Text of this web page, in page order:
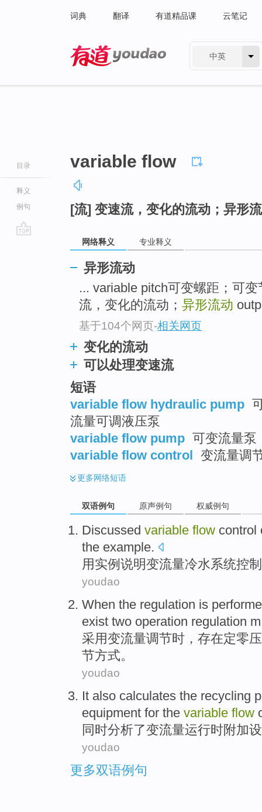
词典 翻译 有道精品课 云笔记
中英
目录
释义
例句
variable flow
[流] 变速流，变化的流动；异形
网络释义 专业释义
异形流动
... variable pitch可变螺距；可
流，变化的流动； 异形流动
基于104个网页-相关网页
变化的流动
可以处理变速流
短语
variable flow hydraulic pump
流量可调液压泵
variable flow pump 可变流量泵
variable flow control
变流量调
更多网络短语
双语例句 原声例句 权威例句
Discussed variable flow control
the example.
用 实例 说明变流量冷水系统控制
youdao
When the regulation is
exist two operation regulation
采用变流量调节时 ， 存在定零
节方式。
youdao
It also calculates the recycling
equipment for the variable flow
同时分析了变流量运行时附加
youdao
更多双语例句